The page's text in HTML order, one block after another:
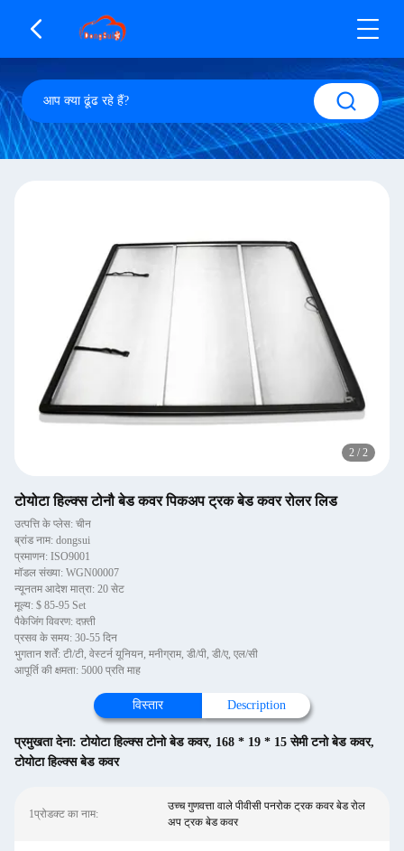
2 / 2
टोयोटा हिल्क्स टोनौ बेड कवर पिकअप ट्रक बेड कवर रोलर लिड
उत्पत्ति के प्लेस: चीन
ब्रांड नाम: dongsui
प्रमाणन: ISO9001
मॉडल संख्या: WGN00007
न्यूनतम आदेश मात्रा: 20 सेट
मूल्य: $ 85-95 Set
पैकेजिंग विवरण: दफ़्ती
प्रसव के समय: 30-55 दिन
भुगतान शर्तें: टी/टी, वेस्टर्न यूनियन, मनीग्राम, डी/पी, डी/ए, एल/सी
आपूर्ति की क्षमता: 5000 प्रति माह
विस्तार Description
प्रमुखता देना:टोयोटा हिल्क्स टोनो बेड कवर, 168 * 19 * 15 सेमी टनो बेड कवर,
टोयोटा हिल्क्स बेड कवर
1प्रोडक्ट का नाम:
उच्च गुणवत्ता वाले पीवीसी पनरोक ट्रक कवर बेड रोल
अप ट्रक बेड कवर